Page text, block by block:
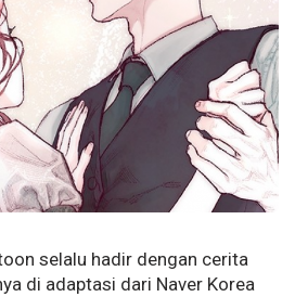
selalu hadir dengan cerita
di adaptasi dari Naver Korea